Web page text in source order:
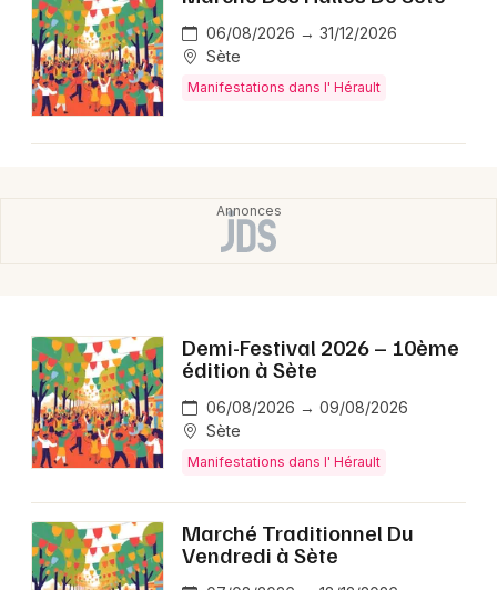
06/08/2026 → 31/12/2026
Sète
Manifestations dans l' Hérault
Demi-Festival 2026 – 10ème
édition à Sète
06/08/2026 → 09/08/2026
Sète
Manifestations dans l' Hérault
Marché Traditionnel Du
Vendredi à Sète